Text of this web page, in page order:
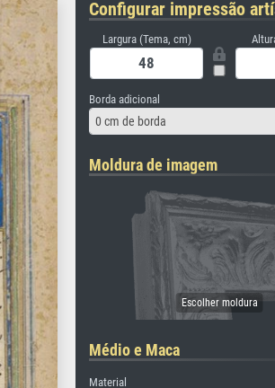
Configurar impressão
Largura (Tema, cm)
Borda adicional
0 cm de borda
Moldura de imagem
Médio e Maca
Material